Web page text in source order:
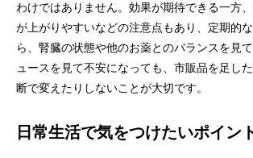
わけではありません。効果が期待できる一方
が上がりやすいなどの注意点もあり、定期的
ら、腎臓の状態や他のお薬とのバランスを見
ュースを見て不安になっても、市販品を足し
断で変えたりしないことが大切です。
日常生活で気をつけたいポイン